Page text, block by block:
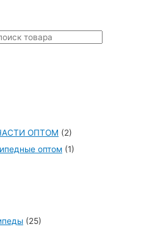
ОПТОМ (2)
оптом (1)
(25)